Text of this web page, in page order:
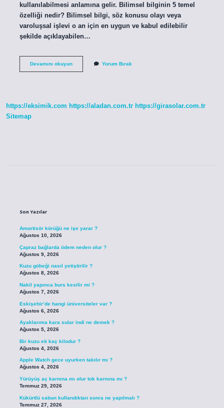
kullanılabilmesi anlamına gelir. Bilimsel bilginin 5 temel
özelliği nedir? Bilimsel bilgi, söz konusu olayı veya
varoluşsal işlevi o an için en uygun ve kabul edilebilir
şekilde açıklayabilen…
Devamını okuyunBilgi
Yorum Bırak
https://eksimik.com https://aladan.com.tr https://girasolar.com.tr
Sitemap
Son Yazılar
Amortisör körüğü ne işe yarar ?
Ağustos 10, 2026
Çapraz bağlarda ödem neden olur ?
Ağustos 9, 2026
Kuzu göbeği nasıl yetiştirilir ?
Ağustos 8, 2026
Nakil yapınca burs kesilir mi ?
Ağustos 7, 2026
Eskişehir’de hangi üniversiteler var ?
Ağustos 6, 2026
Ayaklarıma kara sular indi ne demek ?
Ağustos 5, 2026
Bir kuzu eti kaç kilodur ?
Ağustos 4, 2026
Apple Watch gece uyurken takılır mı ?
Ağustos 4, 2026
Yürüyüş aç karnına mı olur tok karnına mı ?
Temmuz 29, 2026
Kükürtlü sabun kullandıktan sonra ne yapılmalı ?
Temmuz 27, 2026